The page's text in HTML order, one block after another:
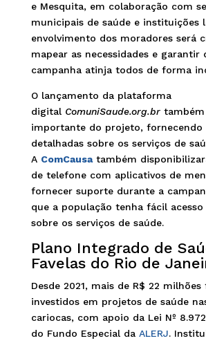
e Mesquita, em colaboração com
municipais de saúde e instituições
envolvimento dos moradores será
mapear as necessidades e garantir
campanha atinja todos de forma
O lançamento da plataforma
digital ComuniSaude.org.brtambém
importante do projeto, fornecendo
detalhadas sobre os serviços de
A ComCausatambém
de telefone com aplicativos de
fornecer suporte durante a
que a população tenha fácil
sobre os serviços de saúde.
Plano Integrado de
Favelas do Rio de
Desde 2021, mais de R$ 22 milhões
investidos em projetos de saúde
cariocas, com apoio da Lei Nº
do Fundo Especial da ALERJ.